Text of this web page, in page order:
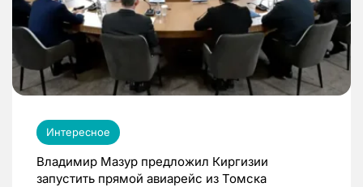
Интересное
Владимир Мазур предложил Киргизии
запустить прямой авиарейс из Томска